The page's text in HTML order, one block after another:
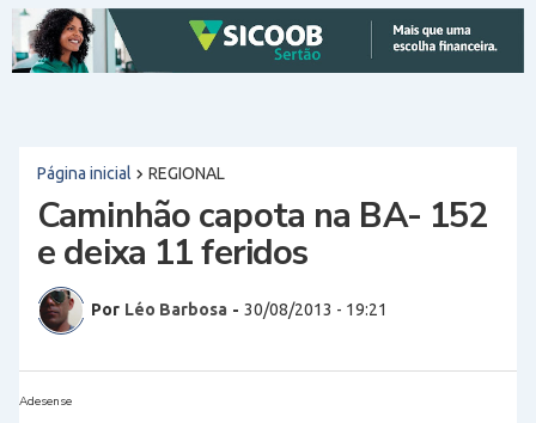
Página inicial REGIONAL
Caminhão capota na BA- 152
e deixa 11 feridos
Por Léo Barbosa - 30/08/2013 - 19:21
Adesense